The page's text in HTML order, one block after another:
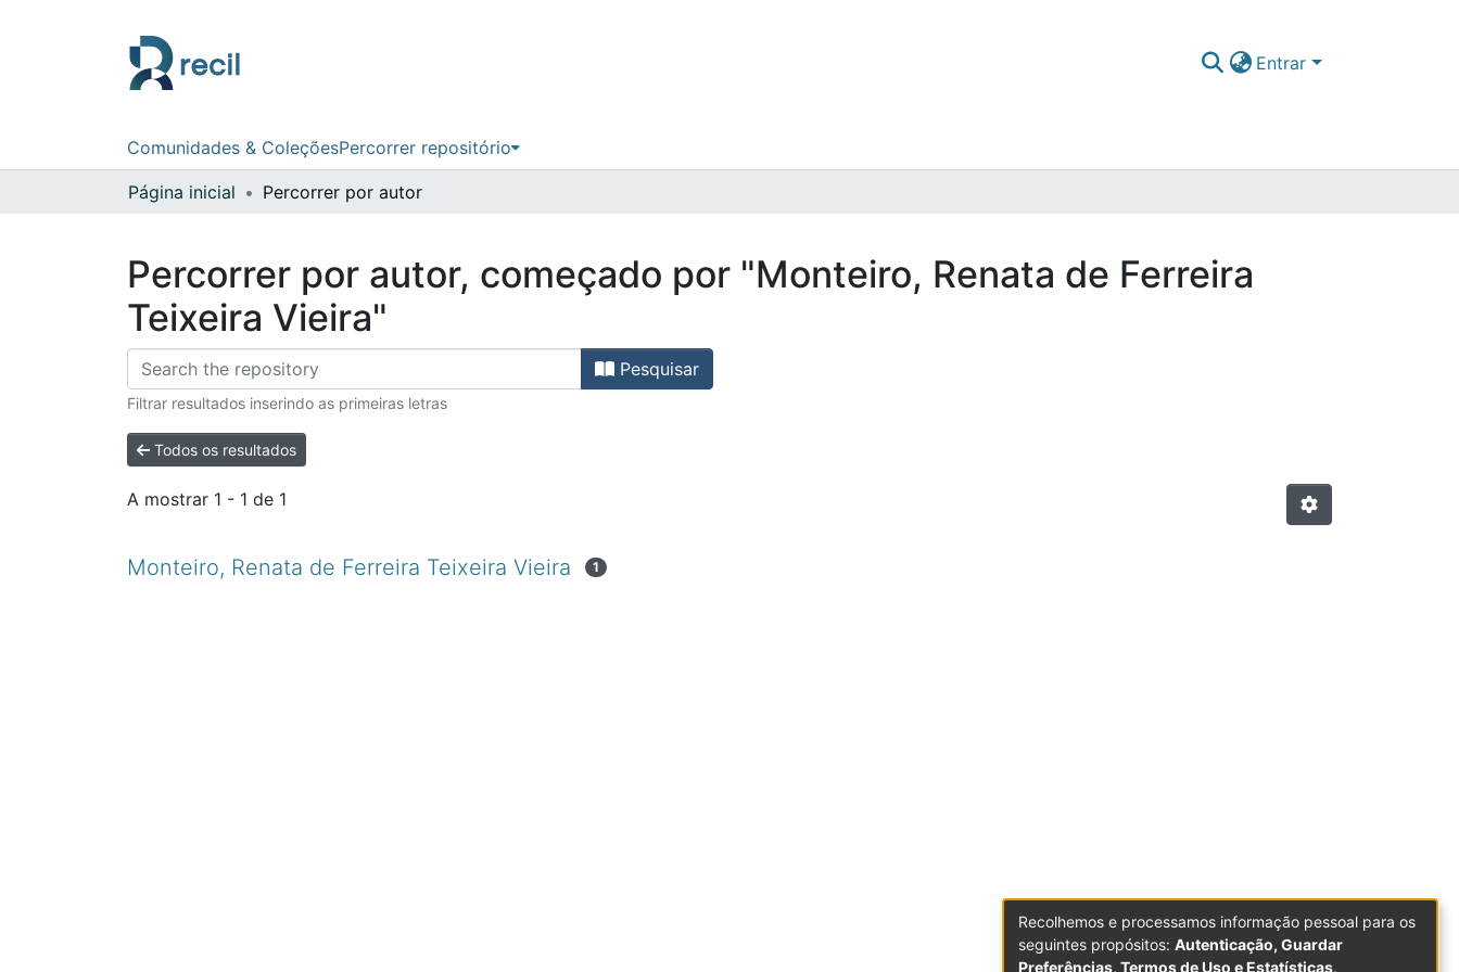
Entrar
Comunidades & ColeçõesPercorrer repositório
Página inicial Percorrer por autor
Percorrer por autor, começado por "Monteiro, Renata de Ferreira
Teixeira Vieira"
Pesquisar
Filtrar resultados inserindo as primeiras letras
Todos os resultados
A mostrar 1 - 1 de 1
Monteiro, Renata de Ferreira Teixeira Vieira 1
Recolhemos e processamos informação pessoal para os
seguintes propósitos: Autenticação, Guardar
Preferências, Termos de Uso e Estatísticas.